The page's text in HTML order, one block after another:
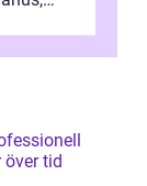
tid